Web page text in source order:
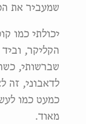
שמעביר את
יכולתי כמו
הקליקר,
שברשותי,
לדאבוני, זה
כמעט כמו
מאוד.